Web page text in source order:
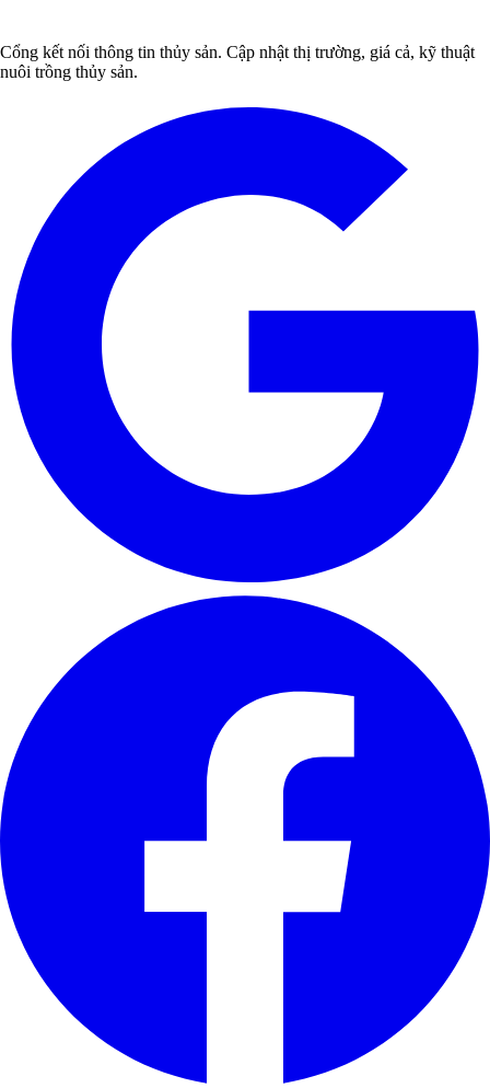
Cổng kết nối thông tin thủy sản. Cập nhật thị trường, giá cả, kỹ thuật
nuôi trồng thủy sản.